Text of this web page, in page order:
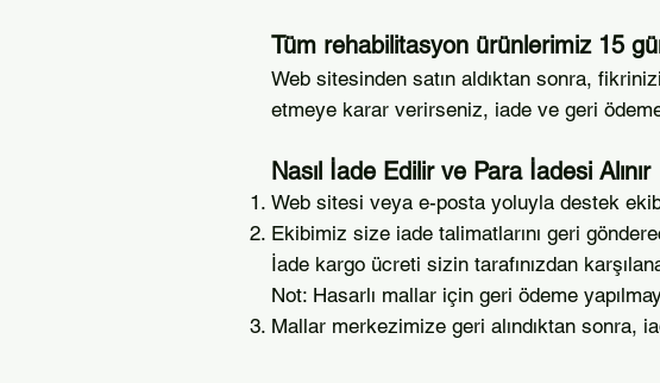
Tüm rehabilitasyon ürünlerimiz 15
Web sitesinden satın aldıktan sonra,
etmeye karar verirseniz, iade ve geri
Nasıl İade Edilir ve Para İadesi Alınır
Web sitesi veya e-posta yoluyla destek
Ekibimiz size iade talimatlarını geri
İade kargo ücreti sizin tarafınızdan
Not: Hasarlı mallar için geri ödeme
Mallar merkezimize geri alındıktan sonra,